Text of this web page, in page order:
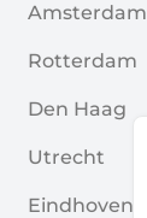
Amsterdam
Rotterdam
Den Haag
Utrecht
Eindhoven